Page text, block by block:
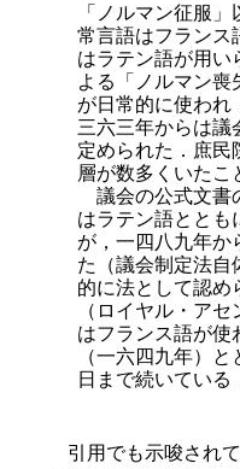
「ノルマン征服
常言語はフランス
はラテン語が用い
よる「ノルマン喪
が日常的に使われ
三六三年からは議
定められた．庶民
層が数多くいたこ
議会の公式文書
はラテン語ととも
が，一四八九年か
た（議会制定法自
的に法として認め
（ロイヤル・ア
はフランス語が使
（一六四九年）
日まで続いている
引用でも示唆され